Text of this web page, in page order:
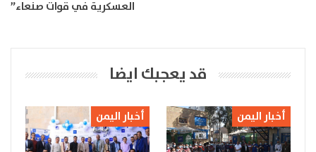
العسكرية في قوات صنعاء”
قد يعجبك ايضا
أخبار اليمن أخبار اليمن